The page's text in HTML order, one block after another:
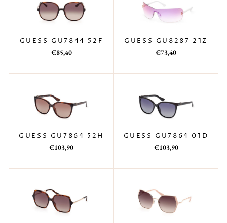
GUESS GU7844 52F
Prezzo
listino
Prezzo
€85,40
GUESS GU8287 21Z
Prezzo
listino
Prezzo
€73,40
GUESS GU7864 52H
Prezzo
listino
Prezzo
€103,90
GUESS GU7864 01D
Prezzo
listino
Prezzo
€103,90